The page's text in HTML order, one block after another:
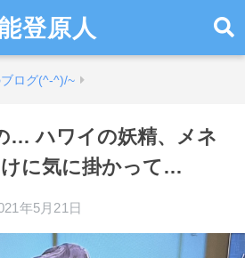
登原人
ログ(^-^)/~
… ハワイの妖精、メネ
に気に掛かって…
年5月21日